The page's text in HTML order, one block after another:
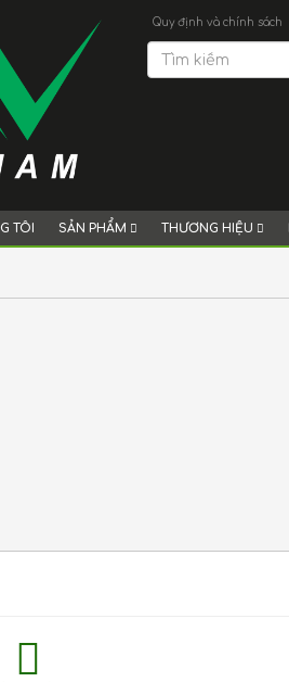
Quy định và chính sách
TÔI SẢN PHẨM THƯƠNG HIỆU